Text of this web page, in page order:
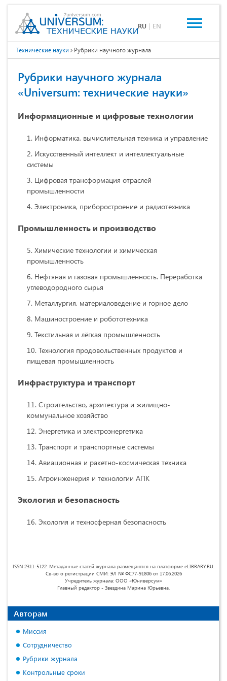
RU | EN
Технические науки Рубрики научного журнала
Рубрики научного журнала
«Universum: технические науки»
Информационные и цифровые технологии
Информатика, вычислительная техника и управление
Искусственный интеллект и интеллектуальные
системы
Цифровая трансформация отраслей
промышленности
Электроника, приборостроение и радиотехника
Промышленность и производство
Химические технологии и химическая
промышленность
Нефтяная и газовая промышленность. Переработка
углеводородного сырья
Металлургия, материаловедение и горное дело
Машиностроение и робототехника
Текстильная и лёгкая промышленность
Технология продовольственных продуктов и
пищевая промышленность
Инфраструктура и транспорт
Строительство, архитектура и жилищно-
коммунальное хозяйство
Энергетика и электроэнергетика
Транспорт и транспортные системы
Авиационная и ракетно-космическая техника
Агроинженерия и технологии АПК
Экология и безопасность
Экология и техносферная безопасность
ISSN 2311-5122. Метаданные статей журнала размещаются на платформе eLIBRARY.RU.
Св-во о регистрации СМИ: ЭЛ № ФС77-91806 от 17.06.2026
Учредитель журнала: ООО «Юниверсум»
Главный редактор - Звездина Марина Юрьевна.
Авторам
Миссия
Сотрудничество
Рубрики журнала
Контрольные сроки